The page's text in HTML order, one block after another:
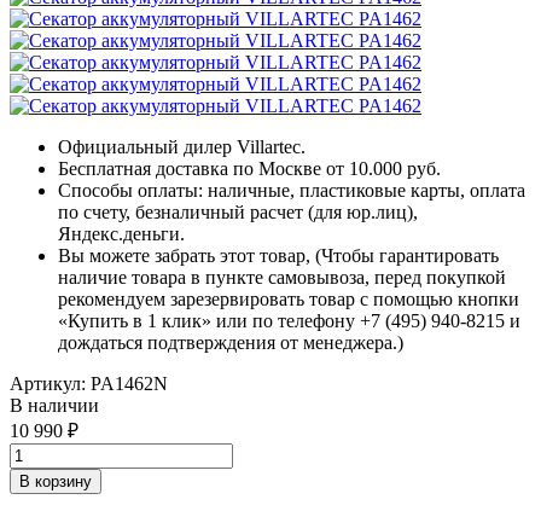
Официальный дилер Villartec.
Бесплатная доставка по Москве от 10.000 руб.
Способы оплаты: наличные, пластиковые карты, оплата
по счету, безналичный расчет (для юр.лиц),
Яндекс.деньги.
Вы можете забрать этот товар, (Чтобы гарантировать
наличие товара в пункте самовывоза, перед покупкой
рекомендуем зарезервировать товар с помощью кнопки
«Купить в 1 клик» или по телефону +7 (495) 940-8215 и
дождаться подтверждения от менеджера.)
Артикул: PA1462N
В наличии
10 990
В корзину